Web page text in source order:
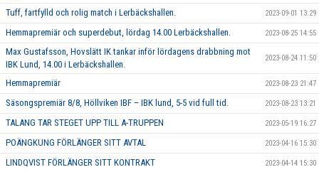
Tuff, fartfylld och rolig match i Lerbäckshallen. 2023-09-01 13:29
Hemmapremiär och superdebut, lördag 14.00 Lerbäckshallen. 2023-08-25 14:55
Max Gustafsson, Hovslätt IK tankar inför lördagens drabbning mot
IBK Lund, 14.00 i Lerbäckshallen.
2023-08-24 11:50
Hemmapremiär 2023-08-23 21:47
Säsongspremiär 8/8, Höllviken IBF – IBK lund, 5-5 vid full tid. 2023-08-23 13:21
TALANG TAR STEGET UPP TILL A-TRUPPEN 2023-05-19 16:27
POÄNGKUNG FÖRLÄNGER SITT AVTAL 2023-04-16 15:30
LINDQVIST FÖRLÄNGER SITT KONTRAKT 2023-04-14 15:30